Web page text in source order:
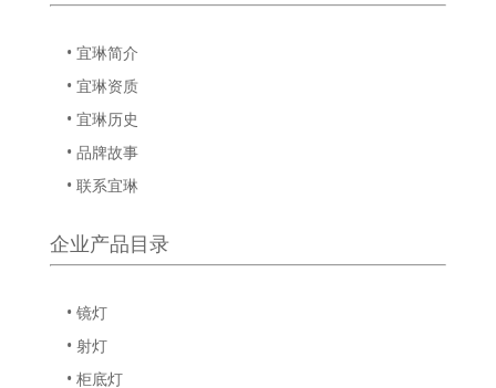
• 宜琳简介
• 宜琳资质
• 宜琳历史
• 品牌故事
• 联系宜琳
企业产品目录
• 镜灯
• 射灯
• 柜底灯